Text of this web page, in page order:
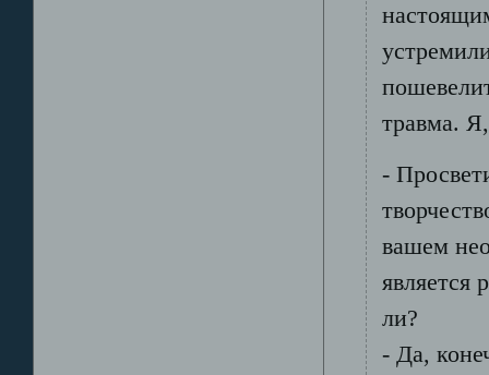
травма.
-
вашем
является
ли?
- Да,